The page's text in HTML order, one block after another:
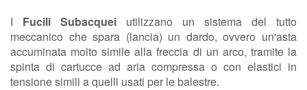
I Fucili Subacquei utilizzano un sistema del tutto
meccanico che spara (lancia) un dardo, ovvero un'asta
accuminata molto simile alla freccia di un arco, tramite la
spinta di cartucce ad aria compressa o con elastici in
tensione simili a quelli usati per le balestre.